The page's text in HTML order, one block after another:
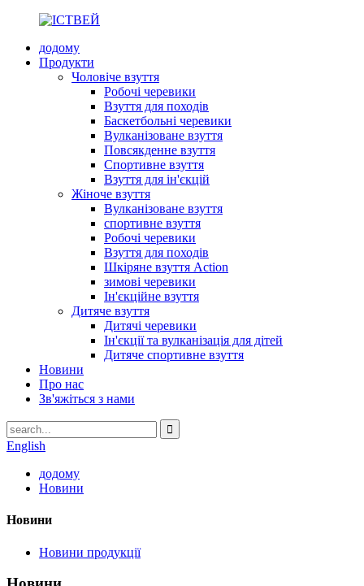
додому
Продукти
Чоловіче взуття
Робочі черевики
Взуття для походів
Баскетбольні черевики
Вулканізоване взуття
Повсякденне взуття
Спортивне взуття
Взуття для ін'єкцій
Жіноче взуття
Вулканізоване взуття
спортивне взуття
Робочі черевики
Взуття для походів
Шкіряне взуття Action
зимові черевики
Ін'єкційне взуття
Дитяче взуття
Дитячі черевики
Ін'єкції та вулканізація для дітей
Дитяче спортивне взуття
Новини
Про нас
Зв'яжіться з нами
English
додому
Новини
Новини
Новини продукції